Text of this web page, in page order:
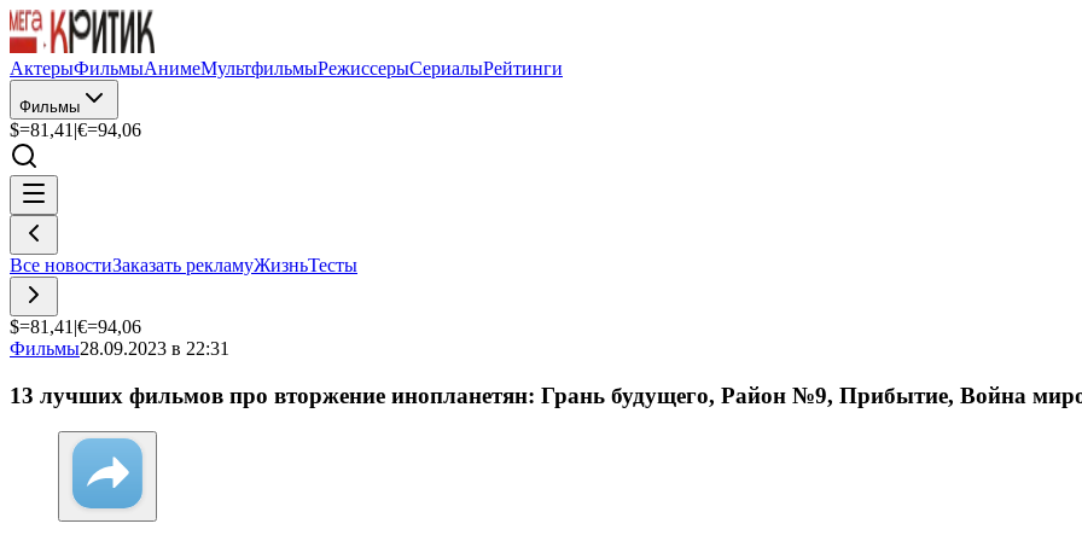
АктерыФильмыАнимеМультфильмыРежиссерыСериалыРейтинги
Фильмы
$=81,41 |€=94,06
Все новостиЗаказать рекламуЖизньТесты
$=81,41 |€=94,06
Фильмы28.09.2023 в 22:31
13 лучших фильмов про вторжение инопланетян: Грань будущего, Район №9, Прибытие, Война